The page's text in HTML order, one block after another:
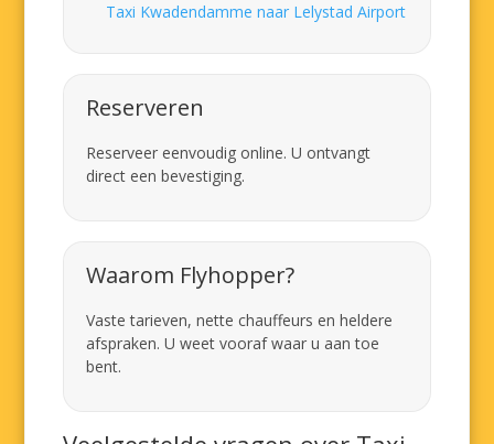
Taxi Kwadendamme naar Lelystad Airport
Reserveren
Reserveer eenvoudig online. U ontvangt
direct een bevestiging.
Waarom Flyhopper?
Vaste tarieven, nette chauffeurs en heldere
afspraken. U weet vooraf waar u aan toe
bent.